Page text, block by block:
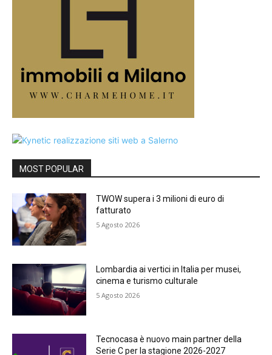
MOST POPULAR
TWOW supera i 3 milioni di euro di
fatturato
5 Agosto 2026
Lombardia ai vertici in Italia per musei,
cinema e turismo culturale
5 Agosto 2026
Tecnocasa è nuovo main partner della
Serie C per la stagione 2026-2027